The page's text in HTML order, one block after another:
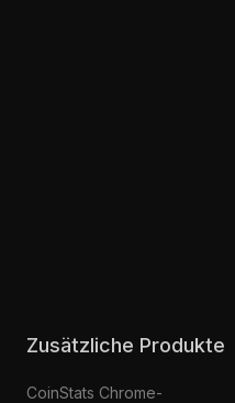
Zusätzliche Produkte
CoinStats Chrome-